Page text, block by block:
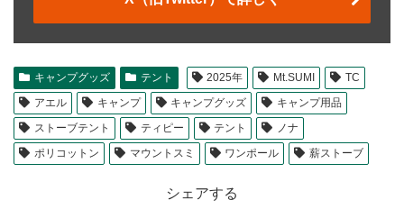
キャンプグッズ テント 2025年 Mt.SUMI
TC
アエル
キャンプ キャンプグッズ
キャンプ用品
ストーブテント
ティピー テント
ノナ
ポリコットン
マウントスミ ワンポール 薪ストーブ
シェアする